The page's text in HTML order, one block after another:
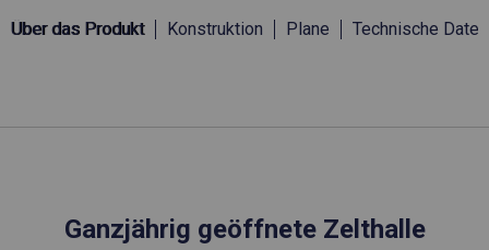
Über das Produkt Konstruktion Plane Technische Daten
Ganzjährig geöffnete Zelthalle